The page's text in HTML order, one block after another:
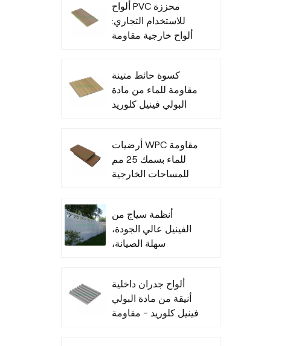
ألواح PVC محززة
للاستخدام التجاري:
ألواح خارجية مقاومة
كسوة حائط متينة
مقاومة للماء من مادة
البولي فينيل كلوريد
أرضيات WPC مقاومة
للماء بسمك 25 مم
للمساحات الخارجية
أنظمة سياج من
الفينيل عالي الجودة،
سهلة الصيانة،
ألواح جدران داخلية
أنيقة من مادة البولي
فينيل كلوريد - مقاومة